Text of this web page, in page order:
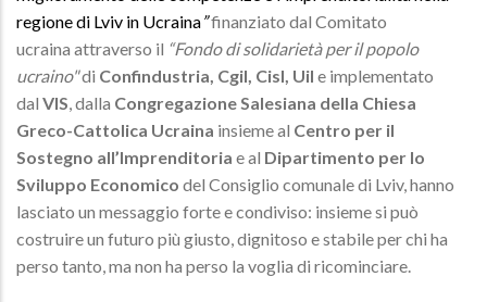
regione di Lviv in Ucraina”finanziato dal Comitato
ucraina attraverso il “Fondo di solidarietà per il popolo
ucraino"di Confindustria, Cgil, Cisl, Uil e implementato
dal VIS , dalla Congregazione Salesiana della Chiesa
Greco-Cattolica Ucraina insieme al Centro per il
Sostegno all’Imprenditoria e al Dipartimento per lo
Sviluppo Economico del Consiglio comunale di Lviv, hanno
lasciato un messaggio forte e condiviso: insieme si può
costruire un futuro più giusto, dignitoso e stabile per chi ha
perso tanto, ma non ha perso la voglia di ricominciare.